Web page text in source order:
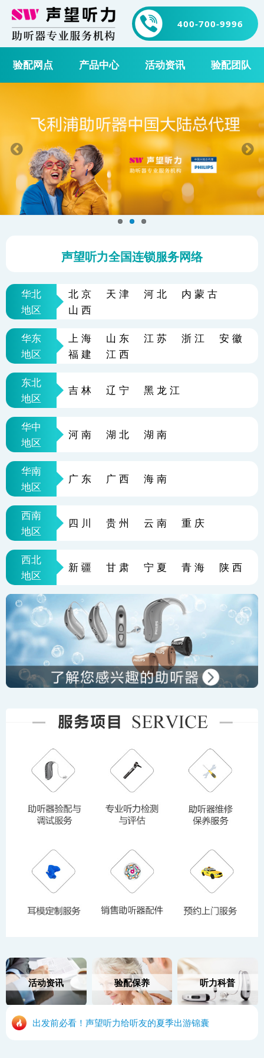
400-700-9996
验配网点 产品中心 活动资讯 验配团队
声望听力全国连锁服务网络
华北 北京 天津 河北
内蒙古
山西
地区
华东 上海 山东 江苏 浙江
安徽
福建
江西
地区
东北
吉林 辽宁 黑龙江
地区
华中
河南 湖北 湖南
地区
华南
广东 广西 海南
地区
西南
四川 贵州 云南 重庆
地区
西北
新疆 甘肃 宁夏 青海 陕西
地区
活动资讯 验配保养 听力科普
出发前必看！声望听力给听友的夏季出游锦囊